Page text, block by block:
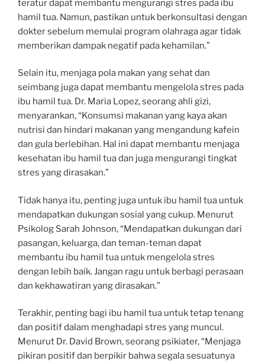
teratur dapat membantu mengurangi stres pada ibu
hamil tua. Namun, pastikan untuk berkonsultasi dengan
dokter sebelum memulai program olahraga agar tidak
memberikan dampak negatif pada kehamilan.”
Selain itu, menjaga pola makan yang sehat dan
seimbang juga dapat membantu mengelola stres pada
ibu hamil tua. Dr. Maria Lopez, seorang ahli gizi,
menyarankan, “Konsumsi makanan yang kaya akan
nutrisi dan hindari makanan yang mengandung kafein
dan gula berlebihan. Hal ini dapat membantu menjaga
kesehatan ibu hamil tua dan juga mengurangi tingkat
stres yang dirasakan.”
Tidak hanya itu, penting juga untuk ibu hamil tua untuk
mendapatkan dukungan sosial yang cukup. Menurut
Psikolog Sarah Johnson, “Mendapatkan dukungan dari
pasangan, keluarga, dan teman-teman dapat
membantu ibu hamil tua untuk mengelola stres
dengan lebih baik. Jangan ragu untuk berbagi perasaan
dan kekhawatiran yang dirasakan.”
Terakhir, penting bagi ibu hamil tua untuk tetap tenang
dan positif dalam menghadapi stres yang muncul.
Menurut Dr. David Brown, seorang psikiater, “Menjaga
pikiran positif dan berpikir bahwa segala sesuatunya